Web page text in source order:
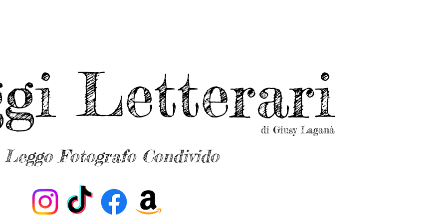
Letterari
di Giusy Laganà
Leggo Fotografo Condivido